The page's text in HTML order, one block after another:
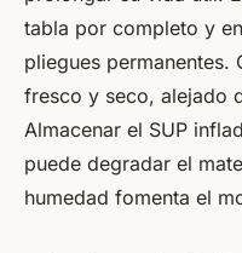
tabla por completo y
pliegues permanentes.
fresco y seco, alejado
Almacenar el SUP
puede degradar el
humedad fomenta el